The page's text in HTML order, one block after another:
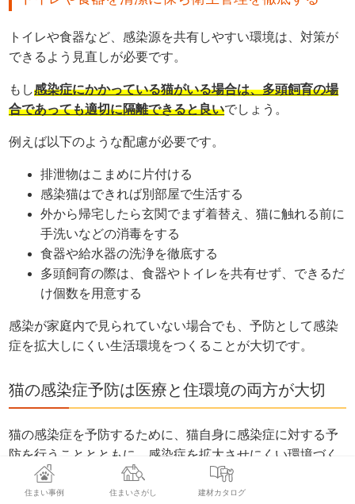
トイレや食器など、感染源を共有しやすい環境は、対策が
できるよう見直しが必要です。
もし感染症にかかっている猫がいる場合は、多頭飼育の場
合であっても適切に隔離できると良いでしょう。
例えば以下のような配慮が必要です。
排泄物はこまめに片付ける
感染猫はできれば別部屋で生活する
外から帰宅したら玄関でまず着替え、猫に触れる前に
手洗いなどの消毒をする
食器や給水器の洗浄を徹底する
多頭飼育の際は、食器やトイレを共有せず、できるだ
け個数を用意する
感染が家庭内で見られていない場合でも、予防として感染
症を拡大しにくい生活環境をつくることが大切です。
猫の感染症予防は医療と住環境の両方が大切
猫の感染症を予防するために、猫自身に感染症に対する予
防を行うこととともに、感染症を拡大させにくい環境づく
りをすることが大切です。
住まい事例 住まいさがし 建材カタログ